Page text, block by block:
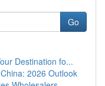
Go
Destination fo...
2026 Outlook